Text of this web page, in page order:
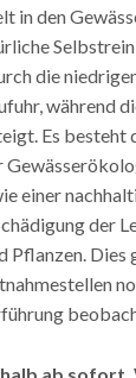
in den
die
während
Es besteht
einer
der
Pflanzen. Dies
ab sofort,